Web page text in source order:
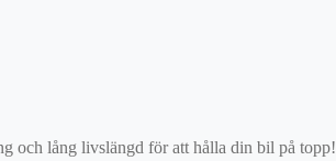
och lång livslängd för att hålla din bil på topp!